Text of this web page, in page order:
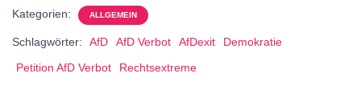
Kategorien: ALLGEMEIN
Schlagwörter: AfD AfD Verbot AfDexit
Demokratie
Petition AfD Verbot
Rechtsextreme